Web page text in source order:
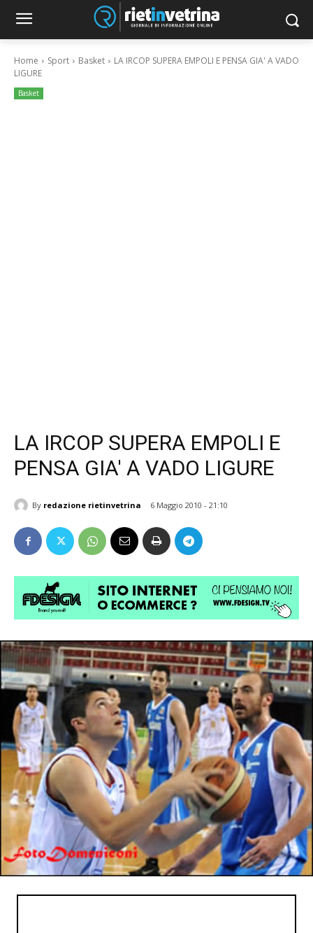
Home Sport Basket
LA IRCOP SUPERA EMPOLI E PENSA GIA' A VADO
LIGURE
Basket
LA IRCOP SUPERA EMPOLI E
PENSA GIA' A VADO LIGURE
By redazione rietinvetrina 6 Maggio 2010 - 21:10